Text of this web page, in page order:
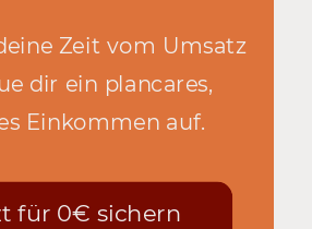
Zeit vom Umsatz
dir ein plancares,
Einkommen auf.
für 0€ sichern